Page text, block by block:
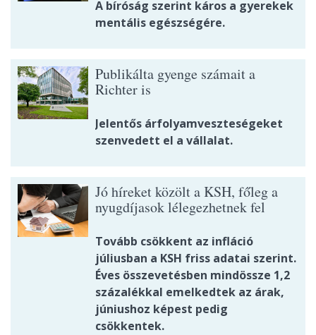
A bíróság szerint káros a gyerekek
mentális egészségére.
Publikálta gyenge számait a
Richter is
Jelentős árfolyamveszteségeket
szenvedett el a vállalat.
Jó híreket közölt a KSH, főleg a
nyugdíjasok lélegezhetnek fel
Tovább csökkent az infláció
júliusban a KSH friss adatai szerint.
Éves összevetésben mindössze 1,2
százalékkal emelkedtek az árak,
júniushoz képest pedig
csökkentek.